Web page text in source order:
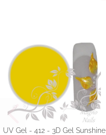
UV Gel - 412 - 3D Gel Sunshine